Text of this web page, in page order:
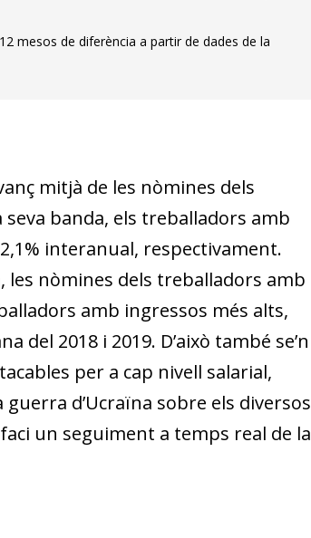
mesos de diferència a partir de dades de la
mitjà de les nòmines dels
banda, els treballadors amb
interanual, respectivament.
nòmines dels treballadors amb
amb ingressos més alts,
2018 i 2019. D’això també se’n
per a cap nivell salarial,
d’Ucraïna sobre els diversos
un seguiment a temps real de la